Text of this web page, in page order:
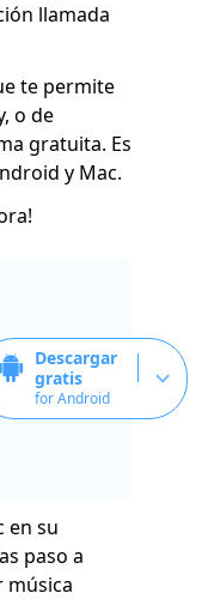
llamada
te permite
o de
gratuita. Es
y Mac.
Descargar
gratis
for Android
en su
paso a
música